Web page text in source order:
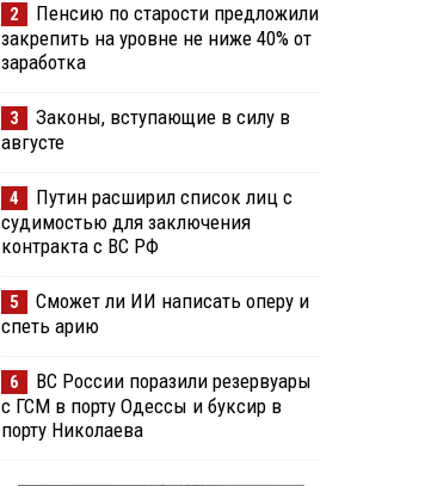
2
Пенсию по старости предложили
закрепить на уровне не ниже 40% от
заработка
3
Законы, вступающие в силу в
августе
4
Путин расширил список лиц с
судимостью для заключения
контракта с ВС РФ
5
Сможет ли ИИ написать оперу и
спеть арию
6
ВС России поразили резервуары
с ГСМ в порту Одессы и буксир в
порту Николаева